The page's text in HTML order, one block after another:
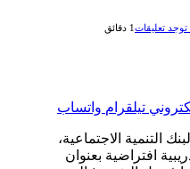
توجد تعليقات1 دقائق
تيلقرام واتساب
التنمية الاجتماعية،
تدريبية افتراضية بعنوان